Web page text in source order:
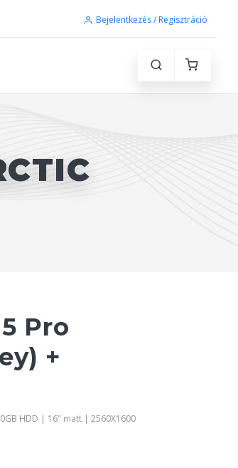
Bejelentkezés / Regisztráció
Pro
+
HDD | 16" matt | 2560X1600